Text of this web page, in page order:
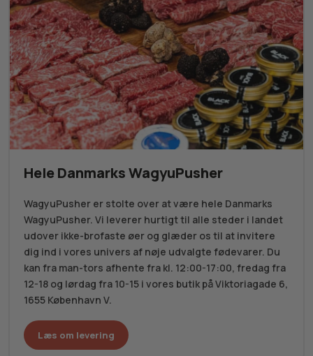
Hele Danmarks WagyuPusher
WagyuPusher er stolte over at være hele Danmarks
WagyuPusher. Vi leverer hurtigt til alle steder i landet
udover ikke-brofaste øer og glæder os til at invitere
dig ind i vores univers af nøje udvalgte fødevarer. Du
kan fra man-tors afhente fra kl. 12:00-17:00, fredag fra
12-18 og lørdag fra 10-15 i vores butik på Viktoriagade 6,
1655 København V.
Læs om levering